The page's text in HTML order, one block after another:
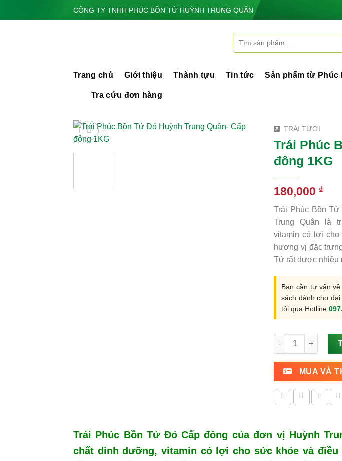
đến
CÔNG TY TNHH PHÚC BỒN TỬ HUỲNH TRUNG QUÂN
Tìm
kiếm:
Trang chủ Giới thiệu Thành tựu Tin tức Sản phẩm từ Phúc
Tra cứu đơn hàng
TRÁI TƯƠI
Trái Phúc
đông 1KG
180,000 ₫
Trái Phúc Bồn
Trung Quân là
vitamin có lợi
hương vị đặc
Tử rất được nhiều
Bạn cần tư vấn
sách dành cho
tôi qua Hotline
Trái Phúc Bồn Tử
MUA VÀ
Trái Phúc Bồn Tử Đỏ Cấp đông của đơn vị Huỳnh
chất dinh dưỡng, vitamin có lợi cho sức khỏe và